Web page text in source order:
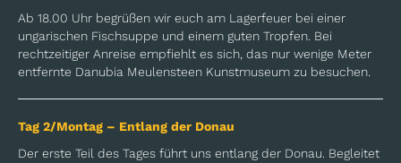
Ab 18.00 Uhr begrüßen wir euch am Lagerfeuer bei einer
ungarischen Fischsuppe und einem guten Tropfen. Bei
rechtzeitiger Anreise empfiehlt es sich, das nur wenige Meter
entfernte Danubia Meulensteen Kunstmuseum zu besuchen.
Tag 2/Montag – Entlang der Donau
Der erste Teil des Tages führt uns entlang der Donau. Begleitet